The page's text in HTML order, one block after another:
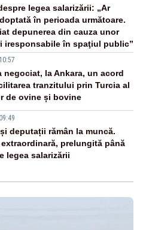
legea salarizării: „Ar
în perioada următoare.
depunerea din cauza unor
iresponsabile în spaţiul public”
negociat, la Ankara, un acord
tranzitului prin Turcia al
de ovine și bovine
deputații rămân la muncă.
prelungită până
legea salarizării